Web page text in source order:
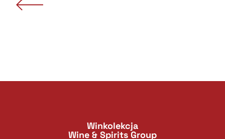
Winkolekcja
Wine & Spirits Group